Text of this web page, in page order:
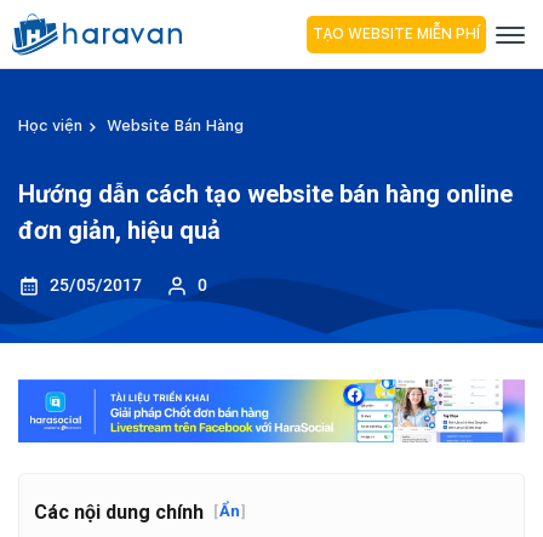
TẠO WEBSITE MIỄN PHÍ
Học viện Website Bán Hàng
Hướng dẫn cách tạo website bán hàng online
đơn giản, hiệu quả
25/05/2017 0
Các nội dung chính [Ẩn]